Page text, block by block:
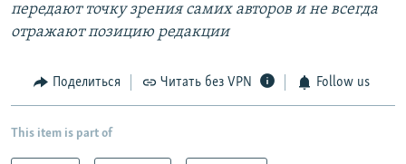
передают точку зрения самих авторов и не всегда
отражают позицию редакции
Поделиться Читать без VPN Follow us
This item is part of